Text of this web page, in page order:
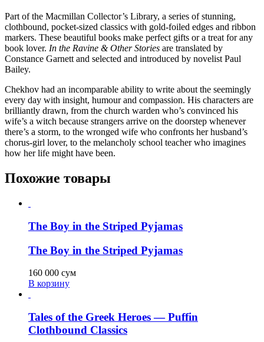
Part of the Macmillan Collector’s Library, a series of stunning,
clothbound, pocket-sized classics with gold-foiled edges and ribbon
markers. These beautiful books make perfect gifts or a treat for any
book lover. In the Ravine & Other Stories are translated by
Constance Garnett and selected and introduced by novelist Paul
Bailey.
Chekhov had an incomparable ability to write about the seemingly
every day with insight, humour and compassion. His characters are
brilliantly drawn, from the church warden who’s convinced his
wife’s a witch because strangers arrive on the doorstep whenever
there’s a storm, to the wronged wife who confronts her husband’s
chorus-girl lover, to the melancholy school teacher who imagines
how her life might have been.
Похожие товары
The Boy in the Striped Pyjamas
The Boy in the Striped Pyjamas
160 000 сум
В корзину
Tales of the Greek Heroes — Puffin
Clothbound Classics